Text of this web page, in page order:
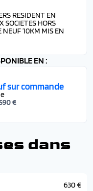
RESIDENT EN
SOCIETES HORS
NEUF 10KM MIS EN
EN :
sur commande
€
dans
630 €